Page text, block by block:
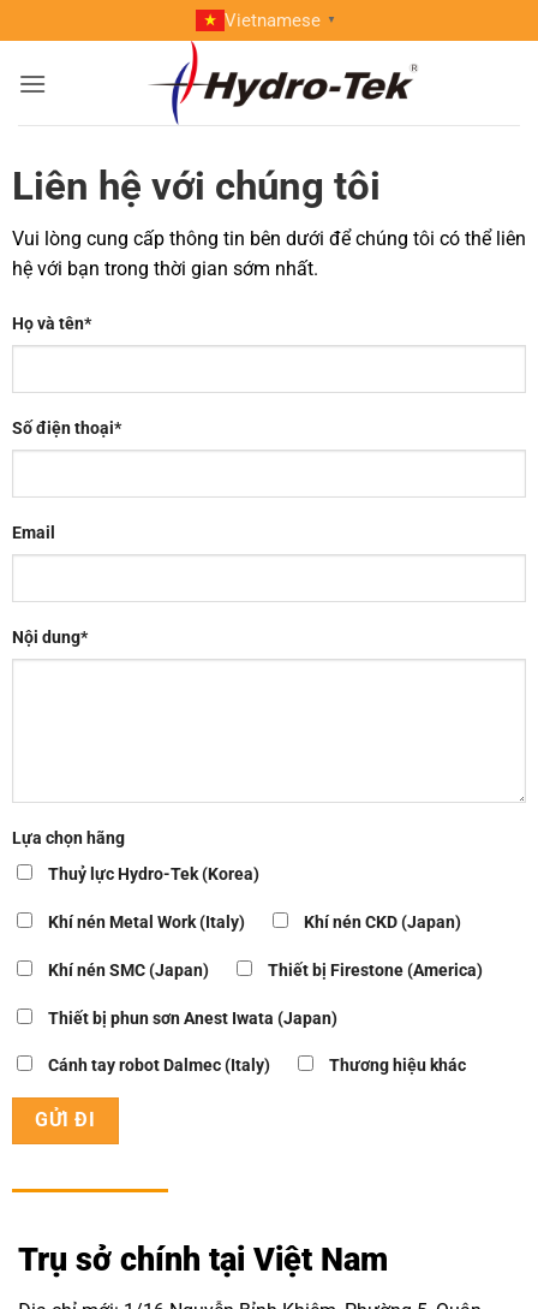
to
content
Vietnamese ▼
Liên hệ với chúng tôi
Vui lòng cung cấp thông tin bên dưới để chúng tôi có thể liên
hệ với bạn trong thời gian sớm nhất.
Họ và tên*
Số điện thoại*
Email
Nội dung*
Lựa chọn hãng
Thuỷ lực Hydro-Tek (Korea)
Khí nén Metal Work (Italy) Khí nén CKD (Japan)
Khí nén SMC (Japan) Thiết bị Firestone (America)
Thiết bị phun sơn Anest Iwata (Japan)
Cánh tay robot Dalmec (Italy) Thương hiệu khác
Trụ sở chính tại Việt Nam